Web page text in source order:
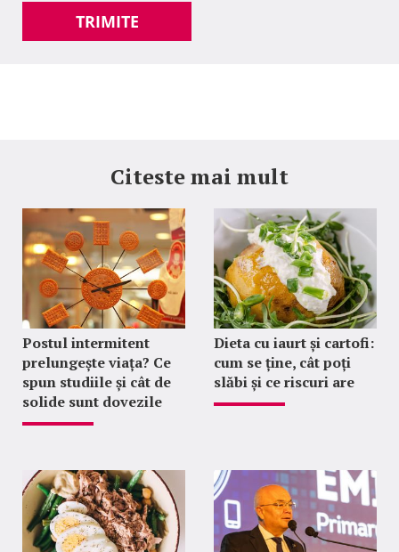
TRIMITE
Citeste mai mult
Postul intermitent
prelungește viața? Ce
spun studiile și cât de
solide sunt dovezile
Dieta cu iaurt și cartofi:
cum se ține, cât poți
slăbi și ce riscuri are